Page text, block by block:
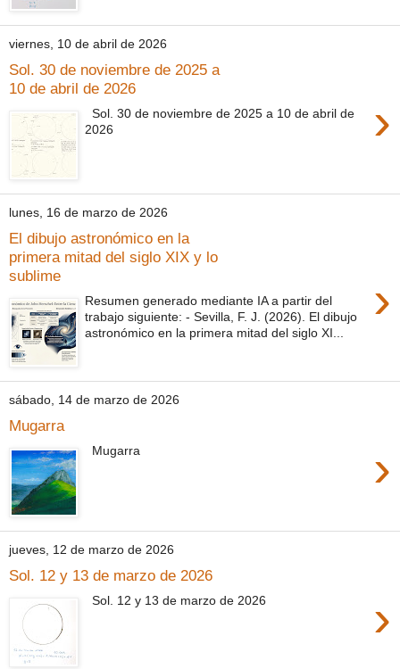
viernes, 10 de abril de 2026
Sol. 30 de noviembre de 2025 a
10 de abril de 2026
›
Sol. 30 de noviembre de 2025 a 10 de abril de
2026
lunes, 16 de marzo de 2026
El dibujo astronómico en la
primera mitad del siglo XIX y lo
sublime
›
Resumen generado mediante IA a partir del
trabajo siguiente: - Sevilla, F. J. (2026). El dibujo
astronómico en la primera mitad del siglo XI...
sábado, 14 de marzo de 2026
Mugarra
›
Mugarra
jueves, 12 de marzo de 2026
Sol. 12 y 13 de marzo de 2026
›
Sol. 12 y 13 de marzo de 2026